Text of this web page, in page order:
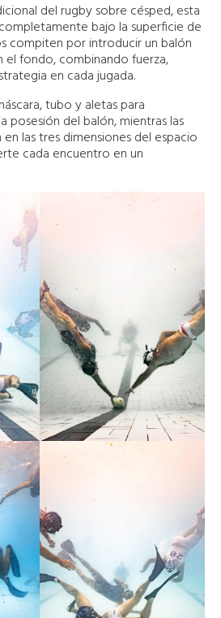
del rugby sobre césped, esta
bajo la superficie de
compiten por introducir un balón
el fondo, combinando fuerza,
en cada jugada.
tubo y aletas para
posesión del balón, mientras las
las tres dimensiones del espacio
cada encuentro en un